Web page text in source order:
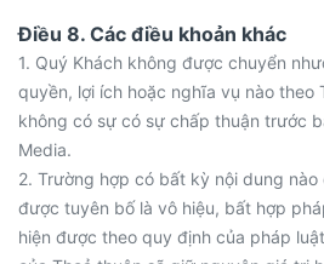
Điều 8. Các điều khoản khác
1. Quý Khách không được chuyển
quyền, lợi ích hoặc nghĩa vụ nào theo
không có sự có sự chấp thuận trước
Media.
2. Trường hợp có bất kỳ nội dung nào
được tuyên bố là vô hiệu, bất hợp
hiện được theo quy định của pháp